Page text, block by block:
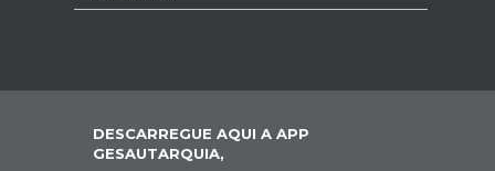
DESCARREGUE AQUI A APP
GESAUTARQUIA,